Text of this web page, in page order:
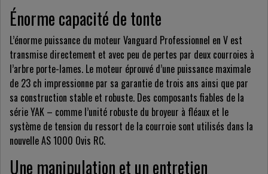
Énorme capacité de tonte
L’énorme puissance du moteur Vanguard Professionnel en V est
transmise directement et avec peu de pertes par deux courroies à
l’arbre porte-lames. Le moteur éprouvé d’une puissance maximale
de 23 ch impressionne par sa garantie de trois ans ainsi que par
sa construction stable et robuste. Des composants fiables de la
série YAK – comme l’unité robuste du broyeur à fléaux et le
système de tension du ressort de la courroie sont utilisés dans la
nouvelle AS 1000 Ovis RC.
Une manipulation et un entretien